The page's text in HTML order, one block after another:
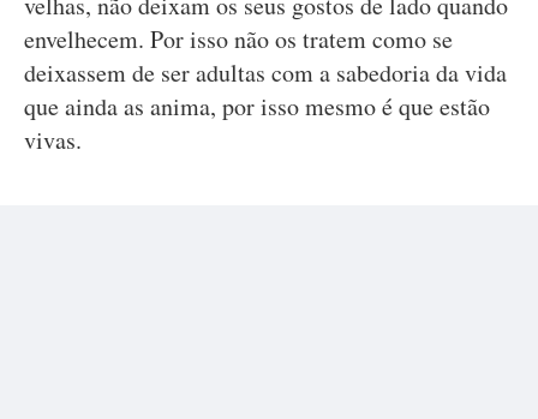
envelhecem. Por isso não os tratem como se
deixassem de ser adultas com a sabedoria da vida
que ainda as anima, por isso mesmo é que estão
vivas.